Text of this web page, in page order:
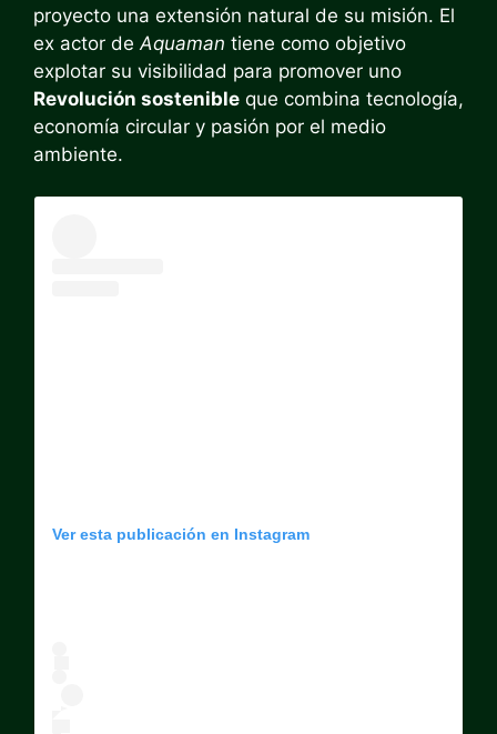
proyecto una extensión natural de su misión. El
ex actor de Aquaman tiene como objetivo
explotar su visibilidad para promover uno
Revolución sostenible que combina tecnología,
economía circular y pasión por el medio
ambiente.
Ver esta publicación en Instagram